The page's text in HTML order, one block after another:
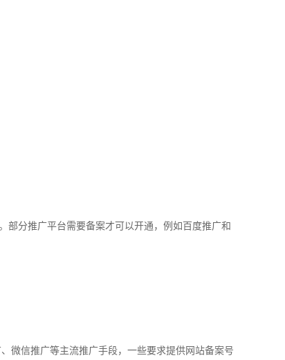
部分推广平台需要备案才可以开通，例如百度推广和
微信推广等主流推广手段，一些要求提供网站备案号